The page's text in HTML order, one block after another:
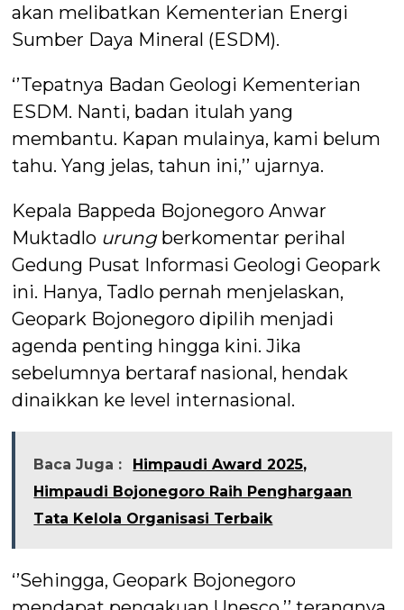
akan melibatkan Kementerian Energi
Sumber Daya Mineral (ESDM).
‘’Tepatnya Badan Geologi Kementerian
ESDM. Nanti, badan itulah yang
membantu. Kapan mulainya, kami belum
tahu. Yang jelas, tahun ini,’’ ujarnya.
Kepala Bappeda Bojonegoro Anwar
Muktadlo urungberkomentar perihal
Gedung Pusat Informasi Geologi Geopark
ini. Hanya, Tadlo pernah menjelaskan,
Geopark Bojonegoro dipilih menjadi
agenda penting hingga kini. Jika
sebelumnya bertaraf nasional, hendak
dinaikkan ke level internasional.
Baca Juga :
Himpaudi Award 2025,
Himpaudi Bojonegoro Raih Penghargaan
Tata Kelola Organisasi Terbaik
‘’Sehingga, Geopark Bojonegoro